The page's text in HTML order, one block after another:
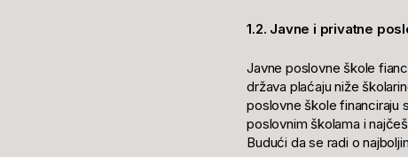
1.2. Javne i privatne
Javne poslovne škole
država plaćaju niže
poslovne škole financiraju
poslovnim školama i
Budući da se radi o